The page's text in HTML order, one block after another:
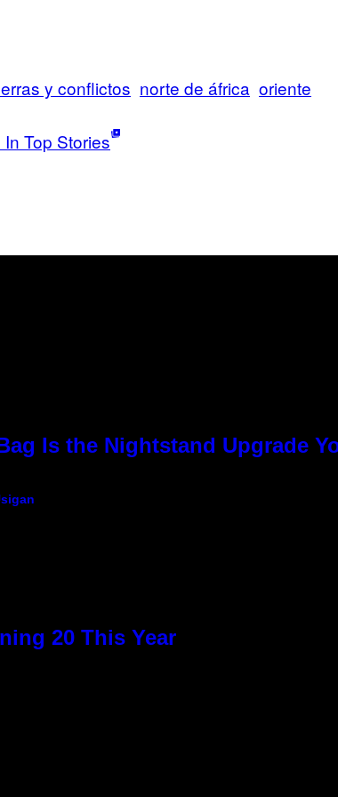
y conflictos norte de áfrica oriente
Top Stories
Is the Nightstand Upgrade
20 This Year